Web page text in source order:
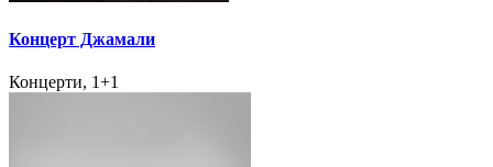
Концерт Джамали
Концерти, 1+1